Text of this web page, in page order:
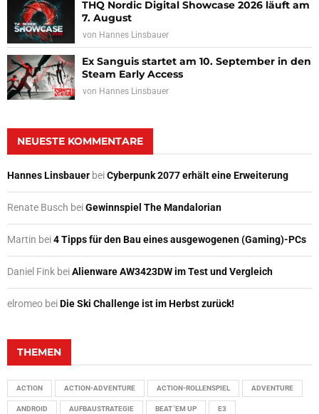
THQ Nordic Digital Showcase 2026 läuft am
7. August
von Hannes Linsbauer
Ex Sanguis startet am 10. September in den
Steam Early Access
von Hannes Linsbauer
NEUESTE KOMMENTARE
Hannes Linsbauer beiCyberpunk 2077 erhält eine Erweiterung
Renate Busch beiGewinnspiel The Mandalorian
Martin bei4 Tipps für den Bau eines ausgewogenen (Gaming)-PCs
Daniel Fink beiAlienware AW3423DW im Test und Vergleich
elromeo beiDie Ski Challenge ist im Herbst zurück!
THEMEN
ACTION ACTION-ADVENTURE ACTION-ROLLENSPIEL ADVENTURE
ANDROID AUFBAUSTRATEGIE BEAT 'EM UP E3